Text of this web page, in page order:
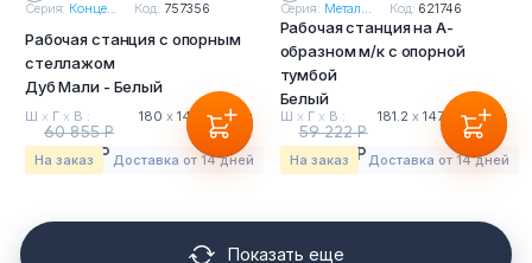
Серия: Конце... Код: 757356
Рабочая станция с опорным
стеллажом
Дуб Мали - Белый
Ш х Г х В : 180 х148 х75 см
56 595 Р
60 855 Р
На заказ Доставка от 14 дней
Серия: Метал... Код: 621746
Рабочая станция на А-
образном м/к с опорной
тумбой
Белый
Ш х Г х В : 181.2 х 147.5 х75 см
55 077 Р
59 222 Р
На заказ Доставка от 14 дней
Показать еще